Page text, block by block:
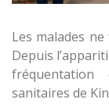
Les malades
Depuis
sanitaires de